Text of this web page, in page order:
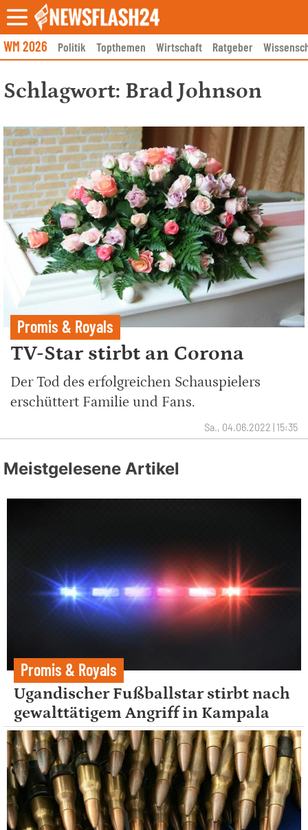
Skip
to
content
WM 2026 Politik Topthemen Wirtschaft Ratgeber
Schlagwort: Brad Johnson
Promis & Royals
TV-Star stirbt an Corona
Der Tod des erfolgreichen Schauspielers
erschüttert Familie und Fans.
Sa., 04.06.2022 | 15:35
Meistgelesene Artikel
Promis & Royals
Ugandischer Fußballstar stirbt nach
gewalttätigem Angriff in Kampala